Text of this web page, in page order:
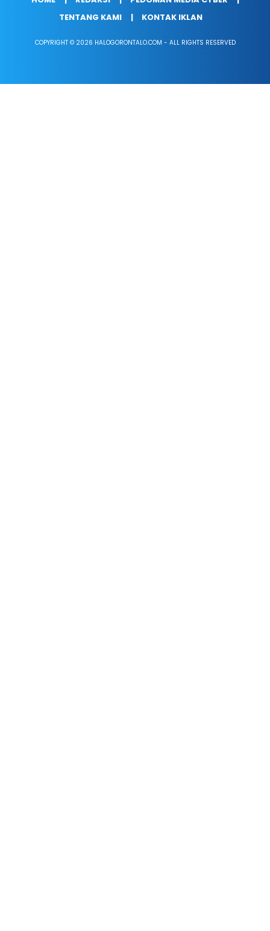
TENTANG KAMI
KONTAK IKLAN
COPYRIGHT © 2026 HALOGORONTALO.COM - ALL RIGHTS RESERVED